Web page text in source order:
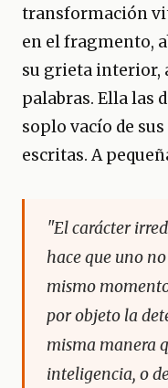
transformación
en el fragmento,
su grieta interior,
palabras. Ella las
soplo vacío de
escritas. A
"El carácter
hace que uno
mismo
por objeto la
misma manera
inteligencia, o